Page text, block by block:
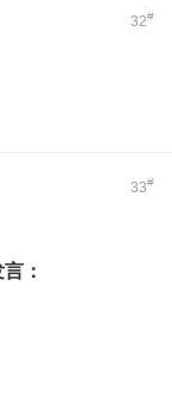
32#
33#
：